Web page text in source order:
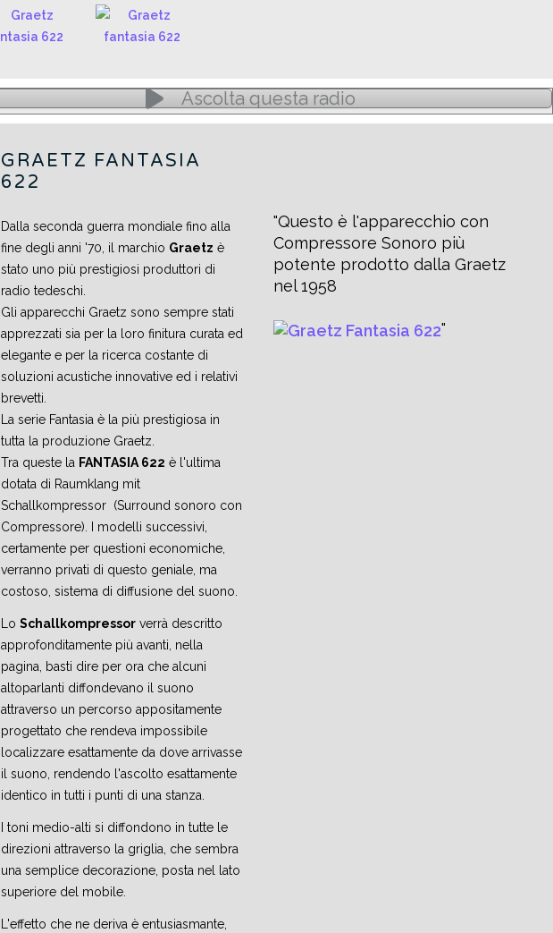
Ascolta questa radio
GRAETZ FANTASIA
622
Dalla seconda guerra mondiale fino alla
fine degli anni '70, il marchio Graetz è
stato uno più prestigiosi produttori di
radio tedeschi.
Gli apparecchi Graetz sono sempre stati
apprezzati sia per la loro finitura curata ed
elegante e per la ricerca costante di
soluzioni acustiche innovative ed i relativi
brevetti.
La serie Fantasia è la più prestigiosa in
tutta la produzione Graetz.
Tra queste la FANTASIA 622 è l'ultima
dotata di Raumklang mit
Schallkompressor (Surround sonoro con
Compressore). I modelli successivi,
certamente per questioni economiche,
verranno privati di questo geniale, ma
costoso, sistema di diffusione del suono.
Lo Schallkompressor verrà descritto
approfonditamente più avanti, nella
pagina, basti dire per ora che alcuni
altoparlanti diffondevano il suono
attraverso un percorso appositamente
progettato che rendeva impossibile
localizzare esattamente da dove arrivasse
il suono, rendendo l'ascolto esattamente
identico in tutti i punti di una stanza.
I toni medio-alti si diffondono in tutte le
direzioni attraverso la griglia, che sembra
una semplice decorazione, posta nel lato
superiore del mobile.
L'effetto che ne deriva è entusiasmante,
Questo è l'apparecchio con
Compressore Sonoro più
potente prodotto dalla Graetz
nel 1958